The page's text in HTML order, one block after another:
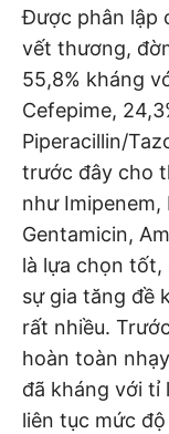
Được phân lập
vết thương,
55,8% kháng
Cefepime,
Piperacillin/
trước đây cho
như
Gentamicin,
là lựa chọn tốt,
sự gia tăng đề
rất nhiều.
hoàn toàn
đã kháng với tỉ
liên tục mức